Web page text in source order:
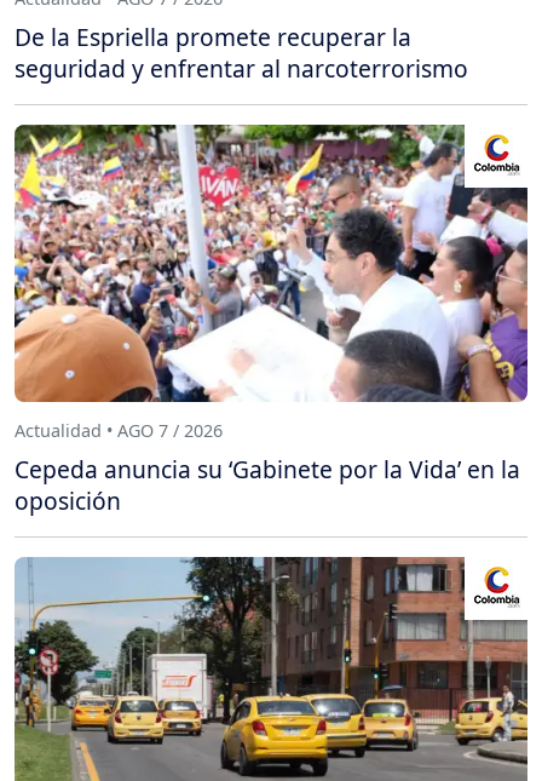
De la Espriella promete recuperar la
seguridad y enfrentar al narcoterrorismo
Actualidad • AGO 7 / 2026
Cepeda anuncia su ‘Gabinete por la Vida’ en la
oposición